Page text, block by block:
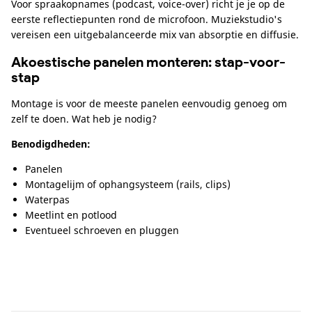
Voor spraakopnames (podcast, voice-over) richt je je op de
eerste reflectiepunten rond de microfoon. Muziekstudio's
vereisen een uitgebalanceerde mix van absorptie en diffusie.
Akoestische panelen monteren: stap-voor-
stap
Montage is voor de meeste panelen eenvoudig genoeg om
zelf te doen. Wat heb je nodig?
Benodigdheden:
Panelen
Montagelijm of ophangsysteem (rails, clips)
Waterpas
Meetlint en potlood
Eventueel schroeven en pluggen